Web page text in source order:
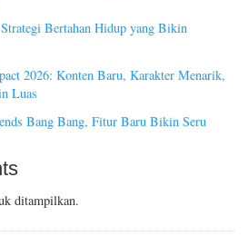
Bertahan Hidup yang Bikin
2026: Konten Baru, Karakter Menarik,
Luas
Bang Bang, Fitur Baru Bikin Seru
ditampilkan.